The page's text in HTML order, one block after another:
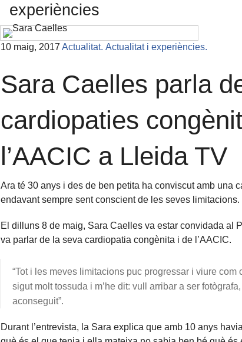
experiències
10 maig, 2017 Actualitat. Actualitat i experiències.
Sara Caelles parla
cardiopaties
l’AACIC a Lleida TV
Ara té 30 anys i des de ben petita ha conviscut amb una
endavant sempre sent conscient de les seves limitacions.
El dilluns 8 de maig, Sara Caelles va estar convidada al
va parlar de la seva cardiopatia congènita i de l’AACIC.
“Tot i les meves limitacions puc progressar i viure
sigut molt tossuda i m’he dit: vull arribar a ser
aconseguit”.
Durant l’entrevista, la Sara explica que amb 10 anys